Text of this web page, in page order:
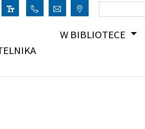
W BIBLIOTECE